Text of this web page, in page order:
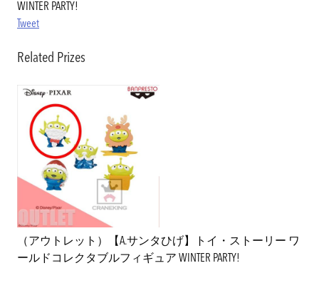
WINTER PARTY!
Tweet
Related Prizes
（アウトレット）【A.サンタひげ】トイ・ストーリー ワ
ールドコレクタブルフィギュア WINTER PARTY!